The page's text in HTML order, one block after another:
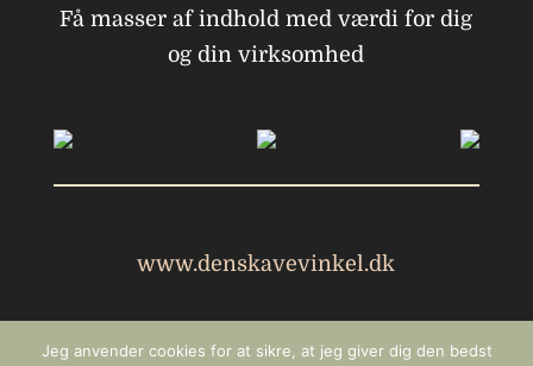
Få masser af indhold med værdi for dig
og din virksomhed
www.denskavevinkel.dk
Jeg anvender cookies for at sikre, at jeg giver dig den bedst